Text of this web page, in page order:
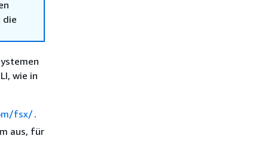
die
wie in
fsx/.
aus, für